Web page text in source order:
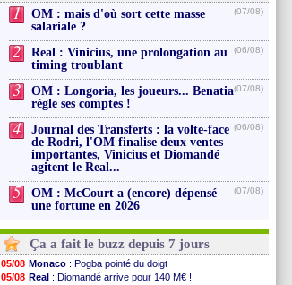
1
OM : mais d'où sort cette masse
salariale ?
(07/08)
2
Real : Vinicius, une prolongation au
timing troublant
(06/08)
3
OM : Longoria, les joueurs... Benatia
règle ses comptes !
(07/08)
4
Journal des Transferts : la volte-face
de Rodri, l'OM finalise deux ventes
importantes, Vinicius et Diomandé
agitent le Real...
(06/08)
5
OM : McCourt a (encore) dépensé
une fortune en 2026
(07/08)
Ça a fait le buzz depuis 7 jours
05/08 Monaco : Pogba pointé du doigt
05/08 Real : Diomandé arrive pour 140 M€ !